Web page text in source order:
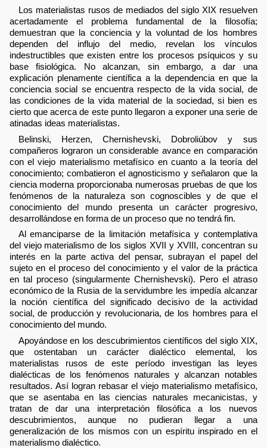
Los materialistas rusos de mediados del siglo XIX resuelven
acertadamente el problema fundamental de la filosofía;
demuestran que la conciencia y la voluntad de los hombres
dependen del influjo del medio, revelan los vínculos
indestructibles que existen entre los procesos psíquicos y su
base fisiológica. No alcanzan, sin embargo, a dar una
explicación plenamente científica a la dependencia en que la
conciencia social se encuentra respecto de la vida social, de
las condiciones de la vida material de la sociedad, si bien es
cierto que acerca de este punto llegaron a exponer una serie de
atinadas ideas materialistas.
Belinski, Herzen, Chernishevski, Dobroliúbov y sus
compañeros lograron un considerable avance en comparación
con el viejo materialismo metafísico en cuanto a la teoría del
conocimiento; combatieron el agnosticismo y señalaron que la
ciencia moderna proporcionaba numerosas pruebas de que los
fenómenos de la naturaleza son cognoscibles y de que el
conocimiento del mundo presenta un carácter progresivo,
desarrollándose en forma de un proceso que no tendrá fin.
Al emanciparse de la limitación metafísica y contemplativa
del viejo materialismo de los siglos XVII y XVIII, concentran su
interés en la parte activa del pensar, subrayan el papel del
sujeto en el proceso del conocimiento y el valor de la práctica
en tal proceso (singularmente Chernishevski). Pero el atraso
económico de la Rusia de la servidumbre les impedía alcanzar
la noción científica del significado decisivo de la actividad
social, de producción y revolucionaria, de los hombres para el
conocimiento del mundo.
Apoyándose en los descubrimientos científicos del siglo XIX,
que ostentaban un carácter dialéctico elemental, los
materialistas rusos de este período investigan las leyes
dialécticas de los fenómenos naturales y alcanzan notables
resultados. Así logran rebasar el viejo materialismo metafísico,
que se asentaba en las ciencias naturales mecanicistas, y
tratan de dar una interpretación filosófica a los nuevos
descubrimientos, aunque no pudieran llegar a una
generalización de los mismos con un espíritu inspirado en el
materialismo dialéctico.